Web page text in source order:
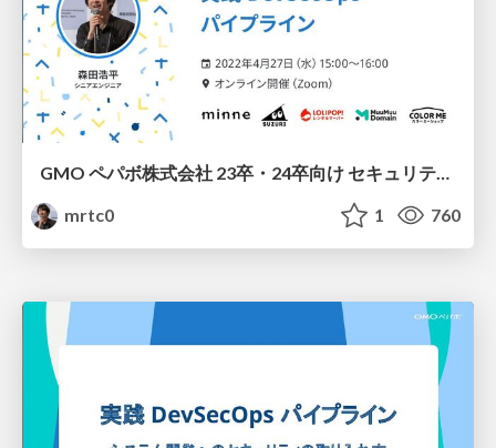
GMO ペパボ株式会社 23卒・24卒向け セキュリティ勉強会 実践 DevSecOps パイプライン
mrtc0
1 760